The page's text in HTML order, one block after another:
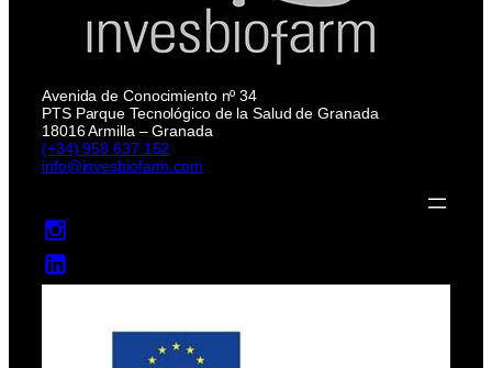
Avenida de Conocimiento nº 34
PTS Parque Tecnológico de la Salud de Granada
18016 Armilla – Granada
(+34) 958 637 152
info@invesbiofarm.com